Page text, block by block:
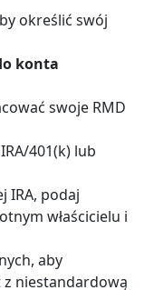
określić swój
konta
swoje RMD
401(k) lub
IRA, podaj
właścicielu i
aby
niestandardową